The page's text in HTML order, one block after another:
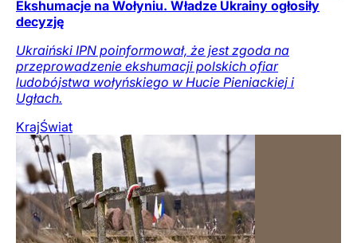
Ekshumacje na Wołyniu. Władze Ukrainy ogłosiły
decyzję
Ukraiński IPN poinformował, że jest zgoda na
przeprowadzenie ekshumacji polskich ofiar
ludobójstwa wołyńskiego w Hucie Pieniackiej i
Ugłach.
KrajŚwiat